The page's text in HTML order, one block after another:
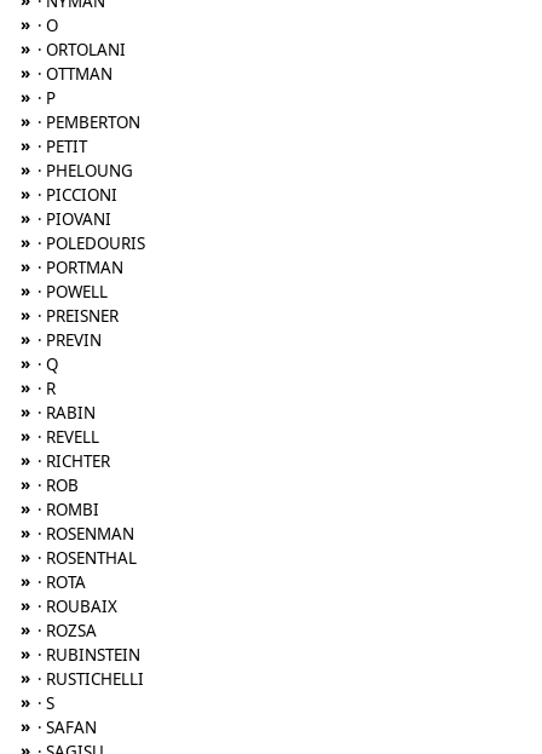
» · O
» · ORTOLANI
» · OTTMAN
» · P
» · PEMBERTON
» · PETIT
» · PHELOUNG
» · PICCIONI
» · PIOVANI
» · POLEDOURIS
» · PORTMAN
» · POWELL
» · PREISNER
» · PREVIN
» · Q
» · R
» · RABIN
» · REVELL
» · RICHTER
» · ROB
» · ROMBI
» · ROSENMAN
» · ROSENTHAL
» · ROTA
» · ROUBAIX
» · ROZSA
» · RUBINSTEIN
» · RUSTICHELLI
» · S
» · SAFAN